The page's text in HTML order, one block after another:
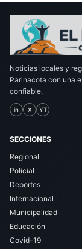
Noticias locales y
Parinacota con una
confiable.
in X YT
SECCIONES
Regional
Policial
Deportes
Internacional
Municipalidad
Educación
Covid-19